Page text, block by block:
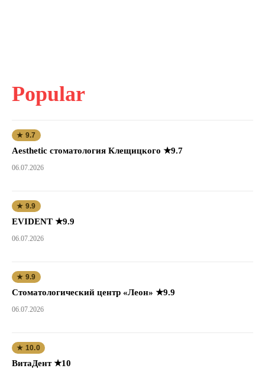
Popular
★ 9.7
Aesthetic стоматология Клещицкого ★9.7
06.07.2026
★ 9.9
EVIDENT ★9.9
06.07.2026
★ 9.9
Стоматологический центр «Леон» ★9.9
06.07.2026
★ 10.0
ВитаДент ★10